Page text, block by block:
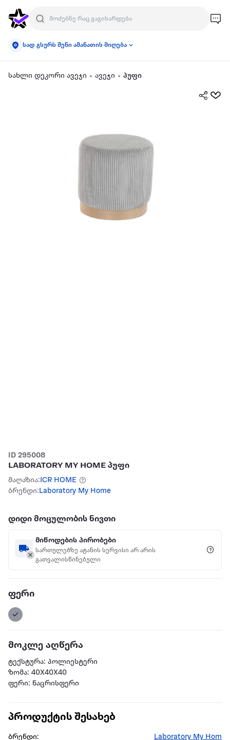
სად გსურს შენი ამანათის მიღება
სახლი დეკორი ავეჯი ავეჯი პუფი
ID 295008
LABORATORY MY HOME პუფი
მაღაზია: ICR HOME
ბრენდი: Laboratory My Home
დიდი მოცულობის ნივთი
მიწოდების პირობები
სართულებზე ატანის სერვისი არ არის
გათვალისწინებული
ფერი
მოკლე აღწერა
ტექსტურა: პოლიესტერი
ზომა: 40X40X40
ფერი: ნაცრისფერი
პროდუქტის შესახებ
ბრენდი:
Laboratory My Hom